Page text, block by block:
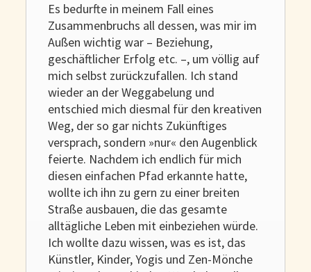
Es bedurfte in meinem Fall eines
Zusammenbruchs all dessen, was mir im
Außen wichtig war – Beziehung,
geschäftlicher Erfolg etc. –, um völlig auf
mich selbst zurückzufallen. Ich stand
wieder an der Weggabelung und
entschied mich diesmal für den kreativen
Weg, der so gar nichts Zukünftiges
versprach, sondern »nur« den Augenblick
feierte. Nachdem ich endlich für mich
diesen einfachen Pfad erkannte hatte,
wollte ich ihn zu gern zu einer breiten
Straße ausbauen, die das gesamte
alltägliche Leben mit einbeziehen würde.
Ich wollte dazu wissen, was es ist, das
Künstler, Kinder, Yogis und Zen-Mönche